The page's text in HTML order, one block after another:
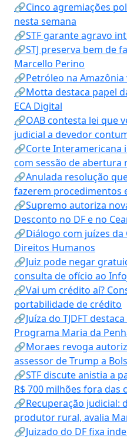
🔗Cinco agremiações
nesta semana
🔗STF garante agravo
🔗STJ preserva bem de
Marcello Perino
🔗Petróleo na
🔗Motta destaca papel
ECA Digital
🔗OAB contesta lei que
judicial a devedor
🔗Corte Interamericana
com sessão de abertura
🔗Anulada resolução
fazerem procedimentos
🔗Supremo autoriza
Desconto no DF e no
🔗Diálogo com juízes
Direitos Humanos
🔗Juiz pode negar
consulta de ofício ao
🔗Vai um crédito aí?
portabilidade de crédito
🔗Juíza do TJDFT
Programa Maria da
🔗Moraes revoga
assessor de Trump a
🔗STF discute anistia a
R$ 700 milhões fora das
🔗Recuperação judicial:
produtor rural, avalia
🔗Juizado do DF fixa